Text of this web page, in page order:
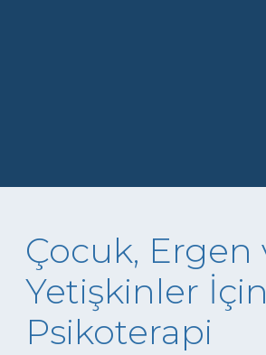
Çocuk, Ergen
Yetişkinler İçin
Psikoterapi